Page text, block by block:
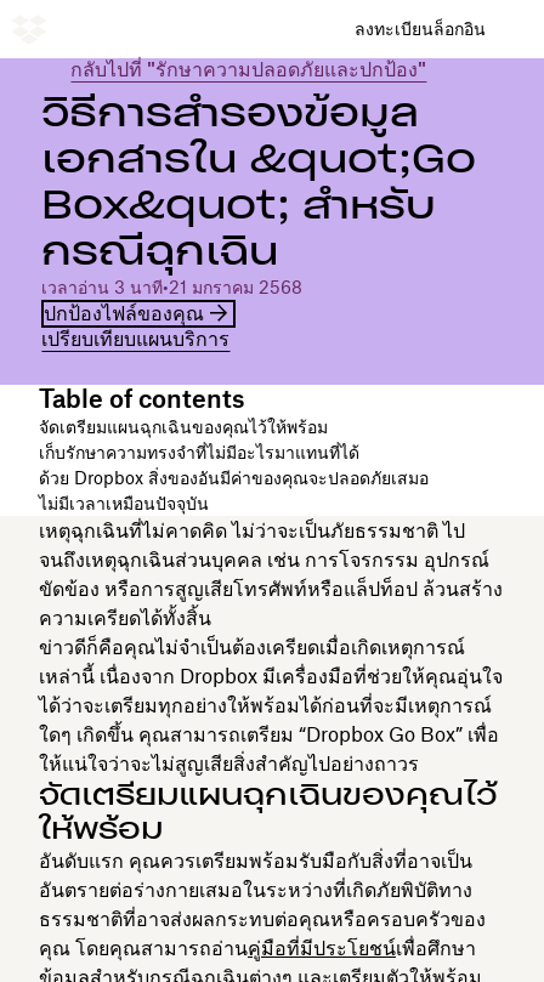
ลงทะเบียนล็อกอิน
กลับไปที่ "รักษาความปลอดภัยและปกป้อง"
วิธีการสำรองข้อมูล
เอกสารใน &quot;Go
Box&quot; สำหรับ
กรณีฉุกเฉิน
เวลาอ่าน 3 นาที•21 มกราคม 2568
ปกป้องไฟล์ของคุณ
เปรียบเทียบแผนบริการ
Table of contents
จัดเตรียมแผนฉุกเฉินของคุณไว้ให้พร้อม
เก็บรักษาความทรงจำที่ไม่มีอะไรมาแทนที่ได้
ด้วย Dropbox สิ่งของอันมีค่าของคุณจะปลอดภัยเสมอ
ไม่มีเวลาเหมือนปัจจุบัน
เหตุฉุกเฉินที่ไม่คาดคิด ไม่ว่าจะเป็นภัยธรรมชาติ ไป
จนถึงเหตุฉุกเฉินส่วนบุคคล เช่น การโจรกรรม อุปกรณ์
ขัดข้อง หรือการสูญเสียโทรศัพท์หรือแล็ปท็อป ล้วนสร้าง
ความเครียดได้ทั้งสิ้น
ข่าวดีก็คือคุณไม่จำเป็นต้องเครียดเมื่อเกิดเหตุการณ์
เหล่านี้ เนื่องจาก Dropbox มีเครื่องมือที่ช่วยให้คุณอุ่นใจ
ได้ว่าจะเตรียมทุกอย่างให้พร้อมได้ก่อนที่จะมีเหตุการณ์
ใดๆ เกิดขึ้น คุณสามารถเตรียม “Dropbox Go Box” เพื่อ
ให้แน่ใจว่าจะไม่สูญเสียสิ่งสำคัญไปอย่างถาวร
จัดเตรียมแผนฉุกเฉินของคุณไว้
ให้พร้อม
อันดับแรก คุณควรเตรียมพร้อมรับมือกับสิ่งที่อาจเป็น
อันตรายต่อร่างกายเสมอในระหว่างที่เกิดภัยพิบัติทาง
ธรรมชาติที่อาจส่งผลกระทบต่อคุณหรือครอบครัวของ
คุณ โดยคุณสามารถอ่านคู่มือที่มีประโยชน์เพื่อศึกษา
ข้อมูลสำหรับกรณีฉุกเฉินต่างๆ และเตรียมตัวให้พร้อม